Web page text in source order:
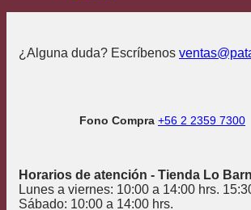
¿Alguna duda? Escríbenos
Fono Compra +56 2 2359 7300
Horarios de atención - Tienda Lo
Lunes a viernes: 10:00 a 14:00 hrs.
Sábado: 10:00 a 14:00 hrs.